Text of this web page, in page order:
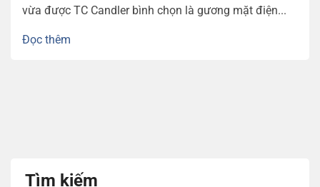
vừa được TC Candler bình chọn là gương mặt điện...
Đọc thêm
Tìm kiếm